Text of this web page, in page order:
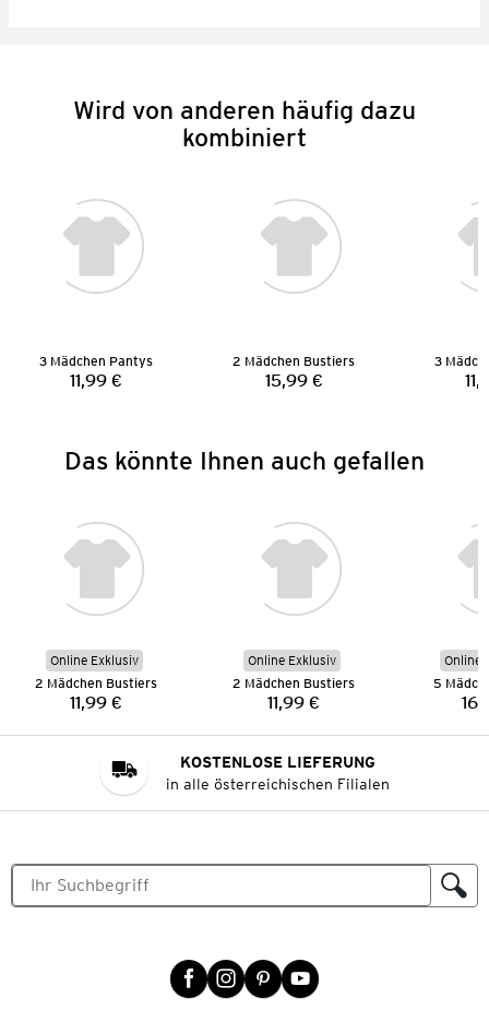
Wird von anderen häufig dazu
kombiniert
3 Mädchen Pantys
Preis:
11,99 €
2 Mädchen Bustiers
Preis:
15,99 €
3
Das könnte Ihnen auch gefallen
Online Exklusiv
2 Mädchen Bustiers
Preis:
11,99 €
Online Exklusiv
2 Mädchen Bustiers
Preis:
11,99 €
Online
5
KOSTENLOSE LIEFERUNG
in alle österreichischen Filialen